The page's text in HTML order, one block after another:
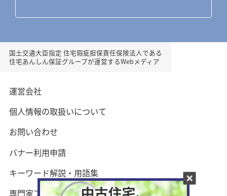
国土交通大臣指定 住宅瑕疵担保責任保険法人である
住宅あんしん保証グループが運営するWebメディア
運営会社
個人情報の取扱いについて
お問い合わせ
バナー利用申請
キーワード解説・用語集
専門家プロフィール